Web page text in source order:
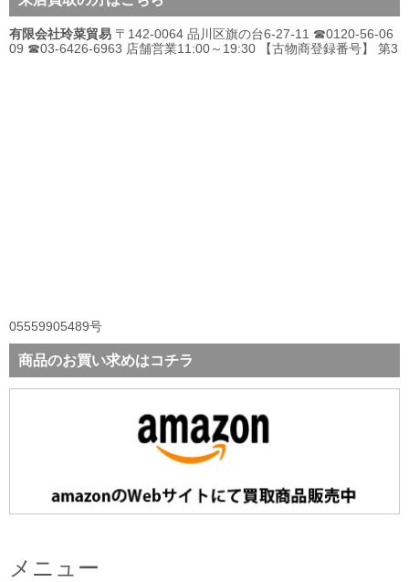
有限会社玲菜貿易 〒142-0064 品川区旗の台6-27-11 ☎0120-56-06
09 ☎03-6426-6963 店舗営業11:00～19:30 【古物商登録番号】 第3
05559905489号
商品のお買い求めはコチラ
メニュー